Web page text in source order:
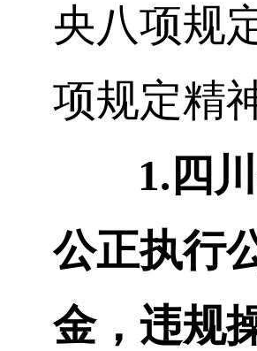
央八项规
项规定精
1. 四
公正执行
金，违规